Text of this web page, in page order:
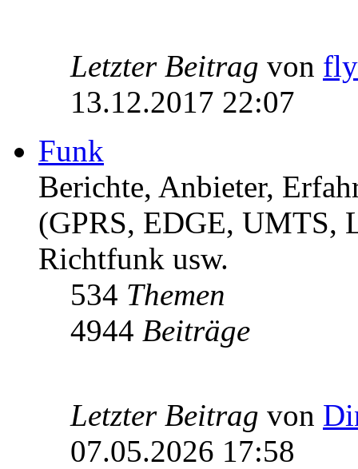
Letzter Beitrag von
13.12.2017 22:07
Funk
Berichte, Anbieter,
(GPRS, EDGE,
Richtfunk usw.
534 Themen
4944 Beiträge
Letzter Beitrag von
07.05.2026 17:58